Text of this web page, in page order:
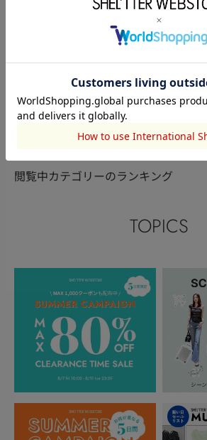
158cm
このアイテムを見た人がチェックして
閲覧中カテゴリーのランキング
TOPICS